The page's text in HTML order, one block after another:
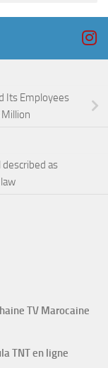
Its Employees
described as
TV Marocaine
TNT en ligne